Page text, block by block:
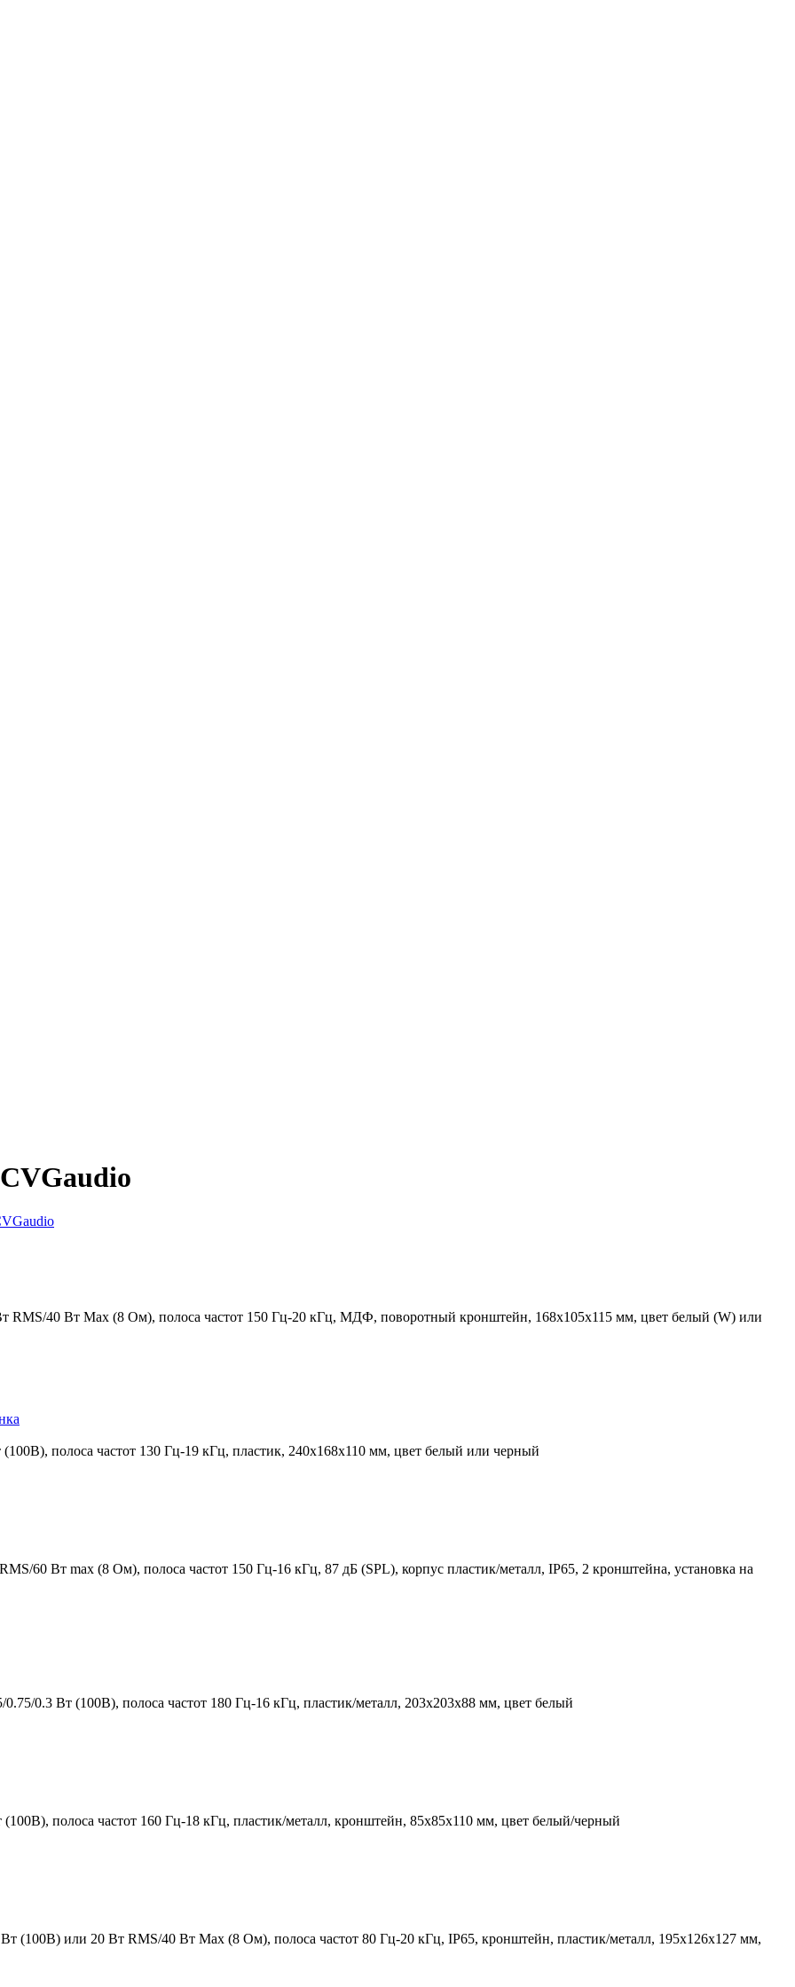
RMS/40 Вт Мах (8 Ом), полоса частот 150 Гц-20 кГц, МДФ, поворотный кронштейн, 168х105х115 мм, цвет белый (W) или
полоса частот 130 Гц-19 кГц, пластик, 240x168x110 мм, цвет белый или черный
60 Вт max (8 Ом), полоса частот 150 Гц-16 кГц, 87 дБ (SPL), корпус пластик/металл, IP65, 2 кронштейна, установка на
0.3 Вт (100В), полоса частот 180 Гц-16 кГц, пластик/металл, 203х203х88 мм, цвет белый
полоса частот 160 Гц-18 кГц, пластик/металл, кронштейн, 85х85х110 мм, цвет белый/черный
(100В) или 20 Вт RMS/40 Вт Мах (8 Ом), полоса частот 80 Гц-20 кГц, IP65, кронштейн, пластик/металл, 195х126х127 мм,